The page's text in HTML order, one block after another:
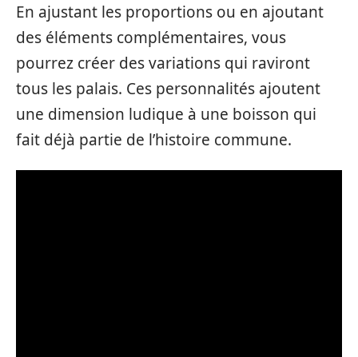
En ajustant les proportions ou en ajoutant
des éléments complémentaires, vous
pourrez créer des variations qui raviront
tous les palais. Ces personnalités ajoutent
une dimension ludique à une boisson qui
fait déjà partie de l’histoire commune.